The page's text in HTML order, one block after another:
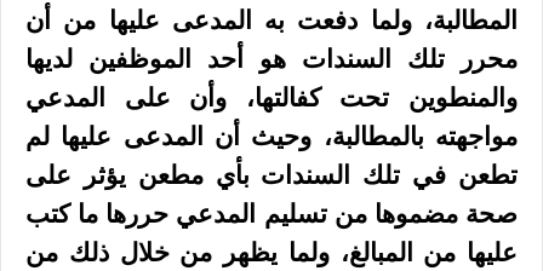
المطالبة، ولما دفعت به المدعى عليها من أن
محرر تلك السندات هو أحد الموظفين لديها
والمنطوين تحت كفالتها، وأن على المدعي
مواجهته بالمطالبة، وحيث أن المدعى عليها لم
تطعن في تلك السندات بأي مطعن يؤثر على
صحة مضموها من تسليم المدعي حررها ما كتب
عليها من المبالغ، ولما يظهر من خلال ذلك من